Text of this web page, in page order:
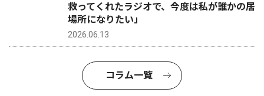
救ってくれたラジオで、今度は私が誰かの居
場所になりたい」
2026.06.13
コラム一覧